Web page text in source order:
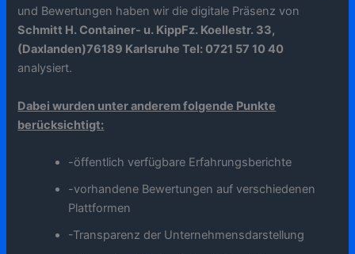
und Bewertungen haben wir die digitale Präsenz von
Schmitt H. Container- u. KippFz. Koellestr. 33,
(Daxlanden)76189 Karlsruhe Tel: 0721 57 10 40
analysiert.
Dabei wurden unter anderem folgende Punkte
berücksichtigt:
-öffentlich verfügbare Erfahrungsberichte
-vorhandene Bewertungen auf verschiedenen
Plattformen
-Transparenz der Unternehmensdarstellung